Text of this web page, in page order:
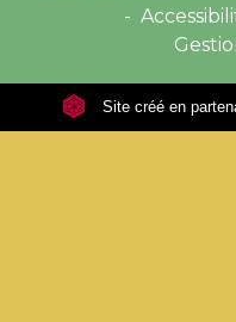
-
Site créé en